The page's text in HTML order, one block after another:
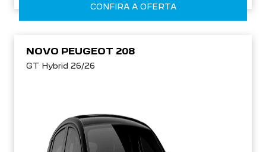
CONFIRA A OFERTA
NOVO PEUGEOT 208
GT Hybrid 26/26